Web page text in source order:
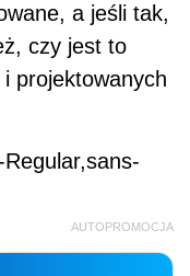
a jeśli tak,
czy jest to
projektowanych
AUTOPROMOCJA